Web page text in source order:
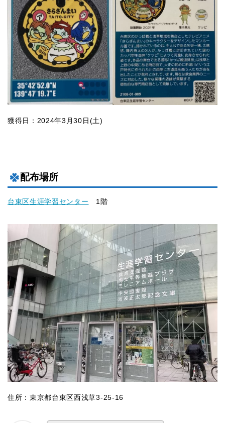
獲得日：2024年3月30日(土)
配布場所
台東区生涯学習センター 1階
住所：東京都台東区西浅草3-25-16